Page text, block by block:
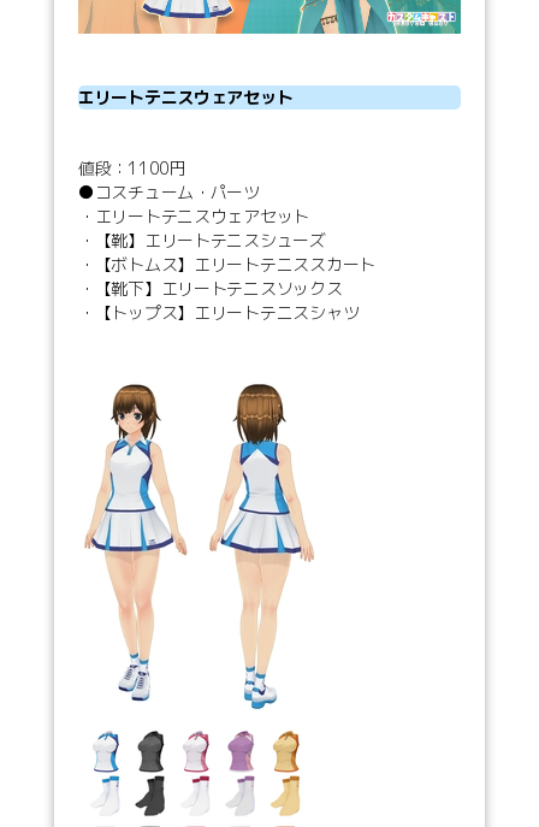
エリートテニスウェアセット
値段：1100円
●コスチューム・パーツ
・エリートテニスウェアセット
・【靴】エリートテニスシューズ
・【ボトムス】エリートテニススカート
・【靴下】エリートテニスソックス
・【トップス】エリートテニスシャツ